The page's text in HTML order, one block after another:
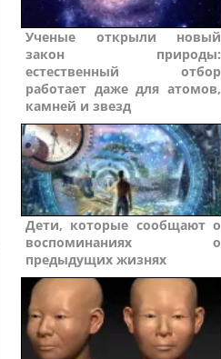
Ученые открыли новый
закон природы:
естественный отбор
работает даже для атомов,
камней и звезд
Дети, которые сообщают о
воспоминаниях о
предыдущих жизнях